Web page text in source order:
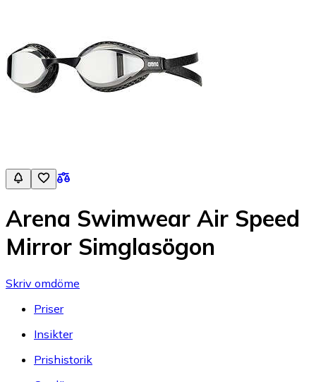
Arena Swimwear Air Speed
Mirror Simglasögon
Skriv omdöme
Priser
Insikter
Prishistorik